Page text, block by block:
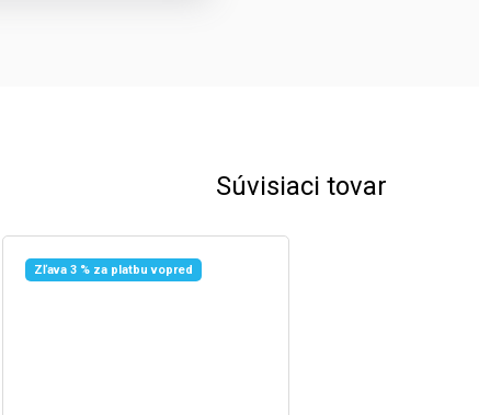
Súvisiaci tovar
Zľava 3 % za platbu vopred